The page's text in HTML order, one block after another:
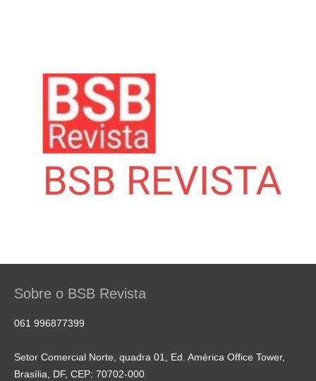
Sobre o BSB Revista
061 996877399
Setor Comercial Norte, quadra 01, Ed. América Office Tower,
Brasília, DF, CEP: 70702-000